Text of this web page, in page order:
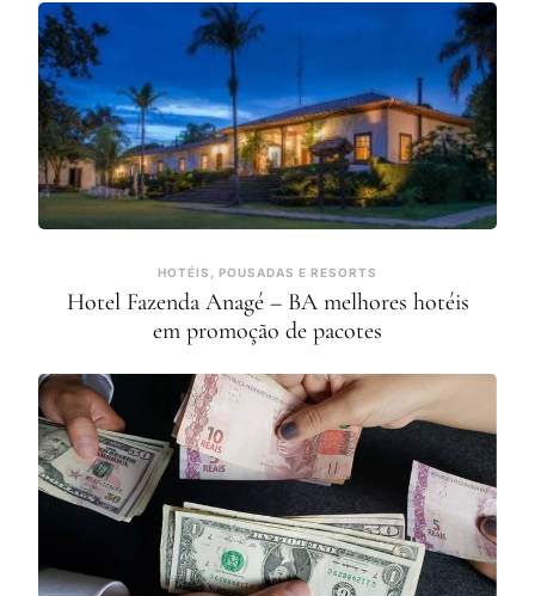
HOTÉIS, POUSADAS E RESORTS
Hotel Fazenda Anagé – BA melhores hotéis
em promoção de pacotes